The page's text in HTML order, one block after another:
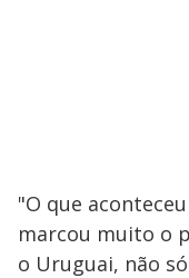
"O que
marcou muito o
o Uruguai, não